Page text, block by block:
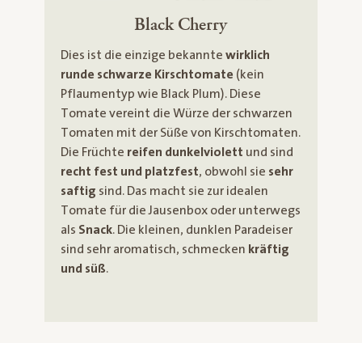
Black Cherry
Dies ist die einzige bekannte wirklich
runde schwarze Kirschtomate (kein
Pflaumentyp wie Black Plum). Diese
Tomate vereint die Würze der schwarzen
Tomaten mit der Süße von Kirschtomaten.
Die Früchte reifen dunkelviolett und sind
recht fest und platzfest, obwohl sie sehr
saftig sind. Das macht sie zur idealen
Tomate für die Jausenbox oder unterwegs
als Snack. Die kleinen, dunklen Paradeiser
sind sehr aromatisch, schmecken kräftig
und süß.